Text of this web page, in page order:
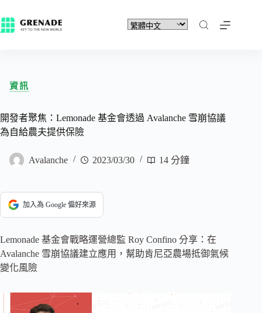
資訊
開發者聚焦：Lemonade 基金會透過 Avalanche 雪崩協議
為自給農夫提供保險
Avalanche 2023/03/30 14 分鐘
加入為 Google 偏好來源
Lemonade 基金會戰略運營總監 Roy Confino 分享：在
Avalanche 雪崩協議建立應用，幫助肯尼亞農場抵御氣候
變化風險